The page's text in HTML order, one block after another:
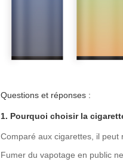
Questions et réponses :
1. Pourquoi choisir la
Comparé aux cigarettes, il peut
Fumer du vapotage en public